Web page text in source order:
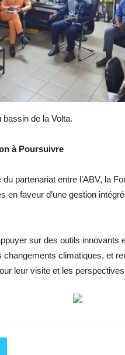
bassin de la Volta.
à Poursuivre
partenariat entre l’ABV, la
en faveur d’une gestion
sur des outils
climatiques, et
leur visite et les